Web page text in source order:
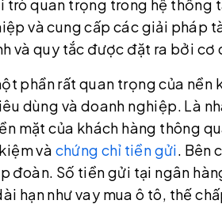
trò quan trọng trong hệ thống
và cung cấp các giải pháp
và quy tắc được đặt ra bởi cơ
phần rất quan trọng của nền
dùng và doanh nghiệp. Là
mặt của khách hàng thông
và chứng chỉ tiền gửi. Bên
đoàn. Số tiền gửi tại ngân
hạn như vay mua ô tô, thế